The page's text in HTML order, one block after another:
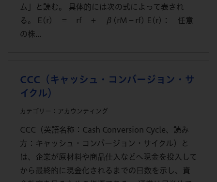
ム」と読む。 具体的には次の式によって表され
る。 E(r) ＝ rf ＋ β(rM－rf) E(r)： 任意
の株...
CCC（キャッシュ・コンバージョン・サ
イクル）
カテゴリー：アカウンティング
CCC（英語名称：Cash Conversion Cycle、読み
方：キャッシュ・コンバージョン・サイクル）と
は、企業が原材料や商品仕入などへ現金を投入して
から最終的に現金化されるまでの日数を示し、資